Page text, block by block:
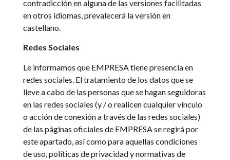
contradicción en alguna de las versiones facilitadas
en otros idiomas, prevalecerá la versión en
castellano.
Redes Sociales
Le informamos que EMPRESA tiene presencia en
redes sociales. El tratamiento de los datos que se
lleve a cabo de las personas que se hagan seguidoras
en las redes sociales (y / o realicen cualquier vínculo
o acción de conexión a través de las redes sociales)
de las páginas oficiales de EMPRESA se regirá por
este apartado, así como para aquellas condiciones
de uso, políticas de privacidad y normativas de